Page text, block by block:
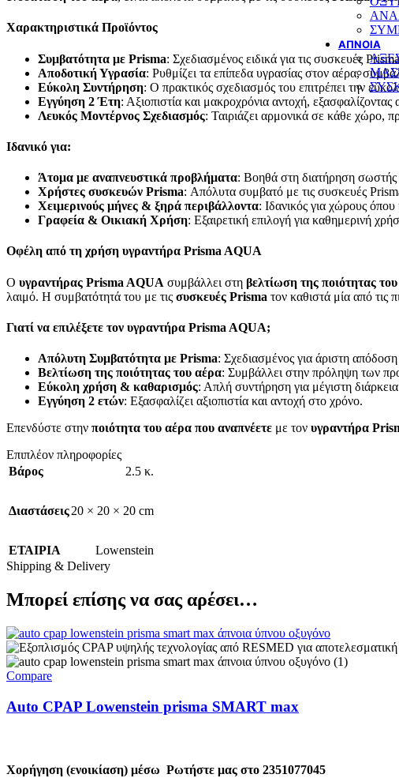
ΆΠΝΟΙΑ
Χαρακτηριστικά Προϊόντος
Συμβατότητα με Prisma: Σχεδιασμένος ειδικά για τις συσκευές
Αποδοτική Υγρασία: Ρυθμίζει τα επίπεδα υγρασίας στον αέρα,
Εύκολη Συντήρηση: Ο πρακτικός σχεδιασμός του επιτρέπει την
Εγγύηση 2 Έτη: Αξιοπιστία και μακροχρόνια αντοχή, εξασφαλίζοντας
Λευκός Μοντέρνος Σχεδιασμός: Ταιριάζει αρμονικά σε κάθε χώρο,
Ιδανικό για:
Άτομα με αναπνευστικά προβλήματα: Βοηθά στη διατήρηση σωστής
Χρήστες συσκευών Prisma: Απόλυτα συμβατό με τις συσκευές
Χειμερινούς μήνες & ξηρά περιβάλλοντα: Ιδανικός για χώρους
Γραφεία & Οικιακή Χρήση: Εξαιρετική επιλογή για καθημερινή
Οφέλη από τη χρήση υγραντήρα Prisma AQUA
Ο υγραντήρας Prisma AQUA συμβάλλει στη βελτίωση της ποιότητας
λαιμό. Η συμβατότητά του με τις συσκευές Prisma τον καθιστά μία από τις
Γιατί να επιλέξετε τον υγραντήρα Prisma AQUA;
Απόλυτη Συμβατότητα με Prisma: Σχεδιασμένος για άριστη
Βελτίωση της ποιότητας του αέρα: Συμβάλλει στην πρόληψη των
Εύκολη χρήση & καθαρισμός: Απλή συντήρηση για μέγιστη
Εγγύηση 2 ετών: Εξασφαλίζει αξιοπιστία και αντοχή στο χρόνο.
Επενδύστε στην ποιότητα του αέρα που αναπνέετε με τον υγραντήρα
Επιπλέον πληροφορίες
Βάρος
2.5 κ.
Διαστάσεις20 × 20 × 20 cm
ΕΤΑΙΡΙΑ
Lowenstein
Shipping & Delivery
Μπορεί επίσης να σας αρέσει…
Compare
Auto CPAP Lowenstein prisma SMART max
Χορήγηση (ενοικίαση) μέσω Ρωτήστε μας στο 2351077045